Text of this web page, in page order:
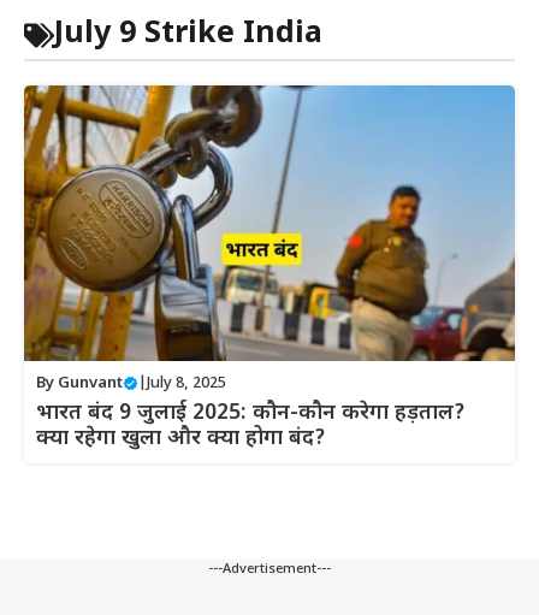
July 9 Strike India
By Gunvant July 8, 2025
भारत बंद 9 जुलाई 2025: कौन-कौन करेगा हड़ताल?
क्या रहेगा खुला और क्या होगा बंद?
---Advertisement---